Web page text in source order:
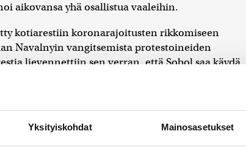
Yksityiskohdat Mainosasetukset
aikovansa yhä osallistua vaaleihin.
kotiarestiin koronarajoitusten rikkomiseen
Navalnyin vangitsemista protestoineiden
lievennettiin sen verran, että Sobol saa käydä